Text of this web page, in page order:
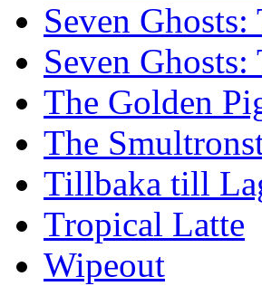
Seven Ghosts:
Seven
The Golden
The
Tillbaka till
Tropical Latte
Wipeout